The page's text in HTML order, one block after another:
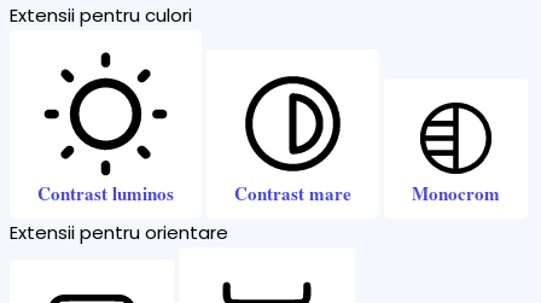
Extensii pentru culori
Contrast luminos Contrast mare Monocrom
Extensii pentru orientare